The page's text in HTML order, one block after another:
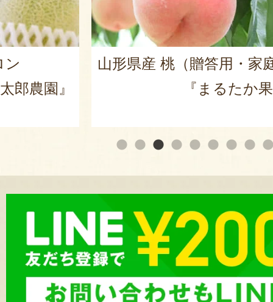
ン
郎農園』
山形県産 桃（贈答用・家
『まるたか